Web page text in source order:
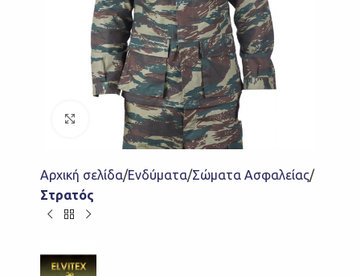
Click to enlarge
Αρχική σελίδα Ενδύματα Σώματα Ασφαλείας
Στρατός